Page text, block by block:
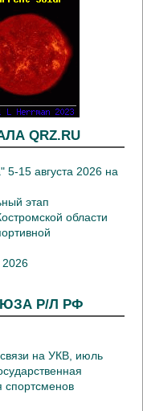
QRZ.RU
5-15 августа 2026 на
этап
области
2026
Р/Л РФ
на УКВ, июль
спортсменов